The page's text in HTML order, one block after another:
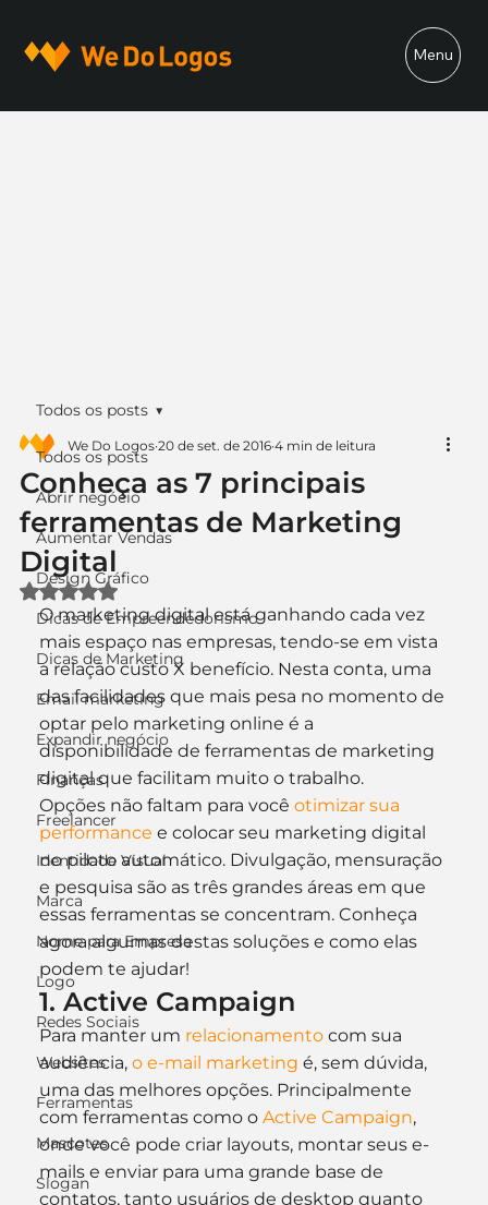
Menu
Todos os posts
Abrir negócio
Aumentar Vendas
Design Gráfico
Dicas de Empreendedorismo
Dicas de Marketing
Email marketing
Expandir negócio
Finanças
Freelancer
Identidade Visual
Marca
Nome para Empresa
Logo
Redes Sociais
Websites
Ferramentas
Mascotes
Slogan
Todos os posts
Conheça as 7 principais
ferramentas de Marketing
Digital
We Do Logos 20 de set. de 2016 4 min de leitura
Avaliado com NaN de 5 estrelas.
O marketing digital está ganhando cada vez
mais espaço nas empresas, tendo-se em vista
a relação custo X benefício. Nesta conta, uma
das facilidades que mais pesa no momento de
optar pelo marketing online é a
disponibilidade de ferramentas de marketing
digital que facilitam muito o trabalho.
Opções não faltam para você otimizar sua
performance e colocar seu marketing digital
no piloto automático. Divulgação, mensuração
e pesquisa são as três grandes áreas em que
essas ferramentas se concentram. Conheça
agora algumas destas soluções e como elas
podem te ajudar!
1. Active Campaign
Para manter um relacionamento com sua
audiência, o e-mail marketing é, sem dúvida,
uma das melhores opções. Principalmente
com ferramentas como o Active Campaign,
onde você pode criar layouts, montar seus e-
mails e enviar para uma grande base de
contatos, tanto usuários de desktop quanto